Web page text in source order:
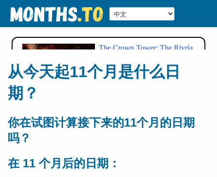
从今天起11个月是什么日
期？
你在试图计算接下来的11个月的日期
吗？
在 11 个月后的日期：